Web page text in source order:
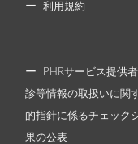
利用規約
PHRサービス提供
診等情報の取扱いに関
的指針に係るチェック
果の公表